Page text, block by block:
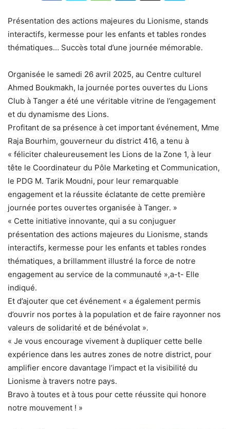
Présentation des actions majeures du Lionisme, stands
interactifs, kermesse pour les enfants et tables rondes
thématiques… Succès total d’une journée mémorable.
Organisée le samedi 26 avril 2025, au Centre culturel
Ahmed Boukmakh, la journée portes ouvertes du Lions
Club à Tanger a été une véritable vitrine de l’engagement
et du dynamisme des Lions.
Profitant de sa présence à cet important événement, Mme
Raja Bourhim, gouverneur du district 416, a tenu à
« féliciter chaleureusement les Lions de la Zone 1, à leur
tête le Coordinateur du Pôle Marketing et Communication,
le PDG M. Tarik Moudni, pour leur remarquable
engagement et la réussite éclatante de cette première
journée portes ouvertes organisée à Tanger. »
« Cette initiative innovante, qui a su conjuguer
présentation des actions majeures du Lionisme, stands
interactifs, kermesse pour les enfants et tables rondes
thématiques, a brillamment illustré la force de notre
engagement au service de la communauté »,a-t- Elle
indiqué.
Et d’ajouter que cet événement « a également permis
d’ouvrir nos portes à la population et de faire rayonner nos
valeurs de solidarité et de bénévolat ».
« Je vous encourage vivement à dupliquer cette belle
expérience dans les autres zones de notre district, pour
amplifier encore davantage l’impact et la visibilité du
Lionisme à travers notre pays.
Bravo à toutes et à tous pour cette réussite qui honore
notre mouvement ! »